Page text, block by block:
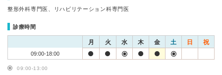
整形外科専門医、リハビリテーション科専門医
診療時間
月 火 水 木 金 土 日 祝
09:00-18:00
09:00-13:00